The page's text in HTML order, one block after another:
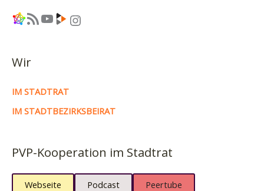
Link RSS-Feed YouTube Link Instagram
Wir
IM STADTRAT
IM STADTBEZIRKSBEIRAT
PVP-Kooperation im Stadtrat
Webseite Podcast
Peertube